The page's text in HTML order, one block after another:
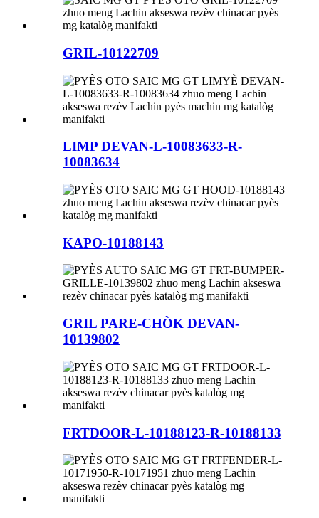
GRIL-10122709
LIMP DEVAN-L-10083633-R-
10083634
KAPO-10188143
GRIL PARE-CHÒK DEVAN-
10139802
FRTDOOR-L-10188123-R-10188133